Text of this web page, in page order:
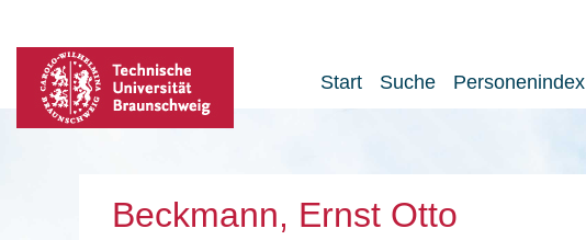
Start Suche Personenindex
Beckmann, Ernst Otto